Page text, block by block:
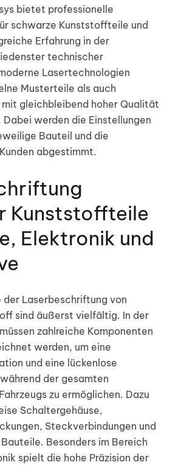
bietet professionelle
schwarze Kunststoffteile und
Erfahrung in der
technischer
Lasertechnologien
Musterteile als auch
gleichbleibend hoher Qualität
werden die Einstellungen
Bauteil und die
abgestimmt.
Kunststoffteile
Elektronik und
der Laserbeschriftung von
sind äußerst vielfältig. In der
zahlreiche Komponenten
werden, um eine
und eine lückenlose
der gesamten
zu ermöglichen. Dazu
Schaltergehäuse,
Steckverbindungen und
Besonders im Bereich
spielt die hohe Präzision der